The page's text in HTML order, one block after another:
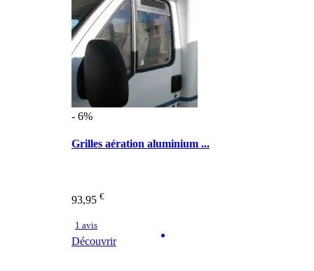
- 6%
Grilles aération aluminium ...
93,95 €
1 avis
Découvrir